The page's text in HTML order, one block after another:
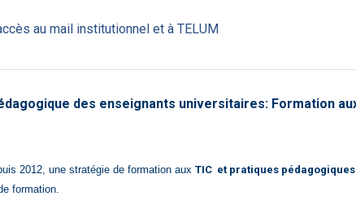
au mail institutionnel et à TELUMFichier
des enseignants universitaires: Formation
2012, une stratégie de formation aux TIC et pratiques pédagogiques
formation.